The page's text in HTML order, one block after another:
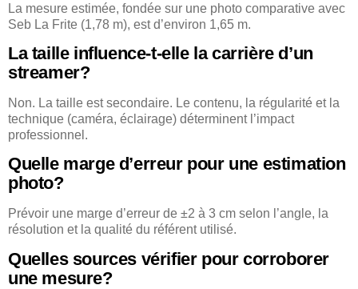
La mesure estimée, fondée sur une photo comparative avec
Seb La Frite (1,78 m), est d’environ 1,65 m.
La taille influence-t-elle la carrière d’un
streamer?
Non. La taille est secondaire. Le contenu, la régularité et la
technique (caméra, éclairage) déterminent l’impact
professionnel.
Quelle marge d’erreur pour une estimation
photo?
Prévoir une marge d’erreur de ±2 à 3 cm selon l’angle, la
résolution et la qualité du référent utilisé.
Quelles sources vérifier pour corroborer
une mesure?